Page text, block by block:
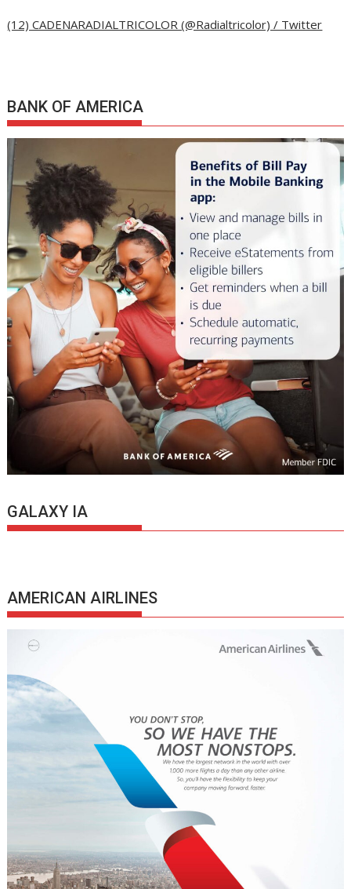
(12) CADENARADIALTRICOLOR (@Radialtricolor) / Twitter
BANK OF AMERICA
GALAXY IA
AMERICAN AIRLINES